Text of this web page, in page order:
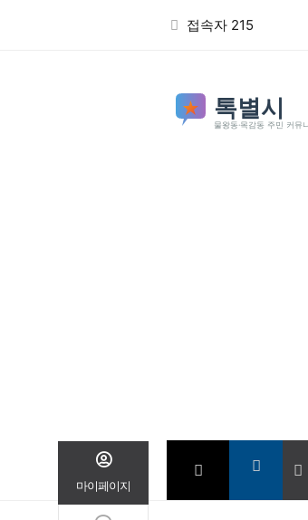
접속자 215
마이페이지